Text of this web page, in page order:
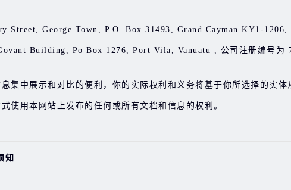
George Town, P.O. Box 31493, Grand Cayman KY1-1206,
Building, Po Box 1276, Port Vila, Vanuatu , 公司注册编号为
中展示和对比的便利，你的实际权利和义务将基于你所选择的实体
使用本网站上发布的任何或所有文档和信息的权利。
知